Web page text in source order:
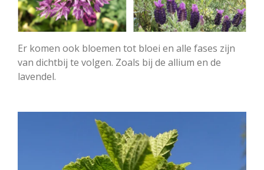
Er komen ook bloemen tot bloei en alle fases zijn
van dichtbij te volgen. Zoals bij de allium en de
lavendel.